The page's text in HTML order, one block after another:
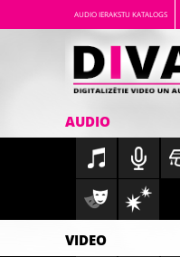
AUDIO IERAKSTU KATALOGS
AUDIO
VIDEO